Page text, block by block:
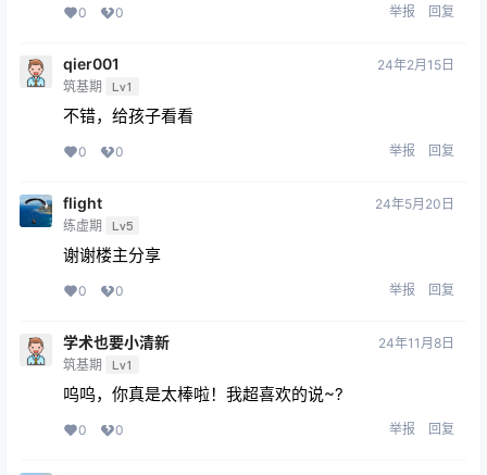
0 0 举报 回复
qier001
筑基期 Lv1
24年2月15日
不错，给孩子看看
0 0 举报 回复
flight
练虚期 Lv5
24年5月20日
谢谢楼主分享
0 0 举报 回复
学术也要小清新
筑基期 Lv1
24年11月8日
呜呜，你真是太棒啦！我超喜欢的说~?
0 0 举报 回复